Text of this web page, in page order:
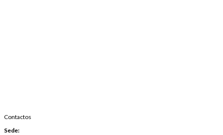
Contactos
Sede: